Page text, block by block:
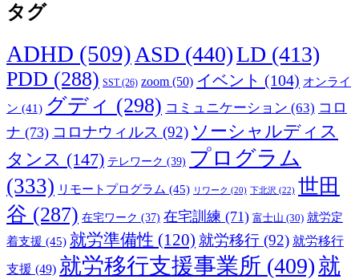
タグ
ADHD (509) ASD (440)LD (413)
PDD (288) SST(26) zoom (50) イベント (104) オンライ
ン (41) グディ (298) コミュニケーション (63) コロ
ナ (73) コロナウィルス (92) ソーシャルディス
タンス (147) テレワーク (39) プログラム
(333) リモートプログラム (45) リワーク (20) 下北沢 (22) 世田
谷 (287) 在宅ワーク (37) 在宅訓練 (71) 富士山 (30) 就労定
着支援 (45) 就労準備性 (120) 就労移行 (92) 就労移行
支援 (49) 就労移行支援事業所 (409)就